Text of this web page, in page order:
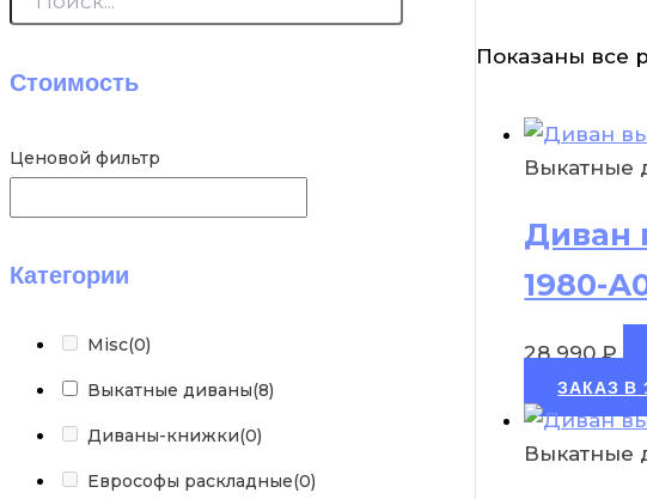
Стоимость
Ценовой фильтр
Категории
Misc(0)
Выкатные диваны(8)
Диваны-книжки(0)
Еврософы раскладные(0)
Показаны все
Выкатные
Диван
1980-
28 990₽
ЗАКАЗ В
Выкатные